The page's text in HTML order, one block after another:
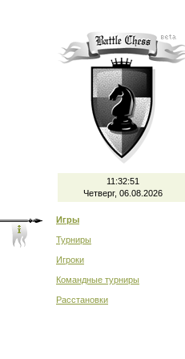
11:32:51
Четверг, 06.08.2026
Игры
Турниры
Игроки
Командные турниры
Расстановки